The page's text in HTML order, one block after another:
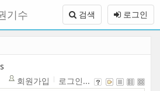
로그인
검색
기수
회원가입
로그인...